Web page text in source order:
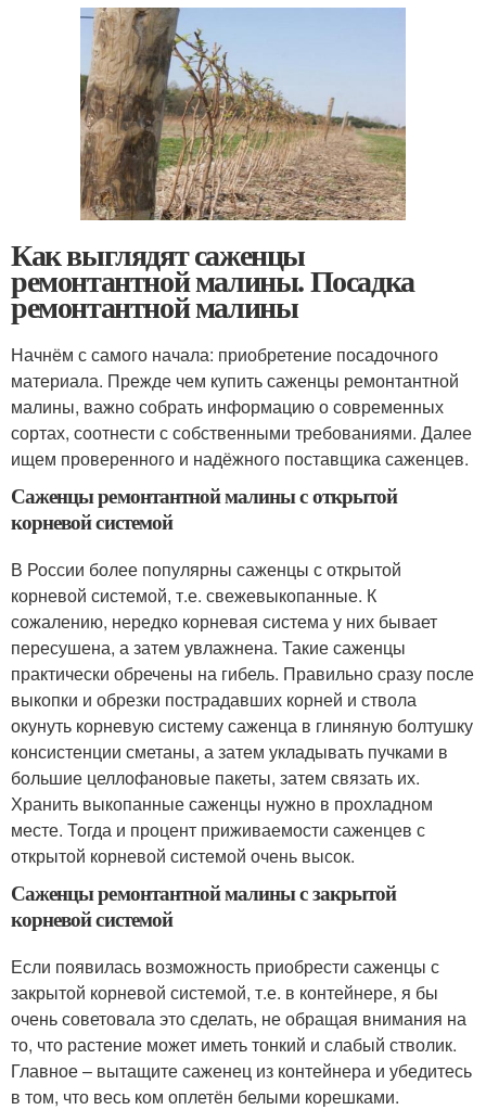
Как выглядят саженцы
ремонтантной малины. Посадка
ремонтантной малины
Начнём с самого начала: приобретение посадочного
материала. Прежде чем купить саженцы ремонтантной
малины, важно собрать информацию о современных
сортах, соотнести с собственными требованиями. Далее
ищем проверенного и надёжного поставщика саженцев.
Саженцы ремонтантной малины с открытой
корневой системой
В России более популярны саженцы с открытой
корневой системой, т.е. свежевыкопанные. К
сожалению, нередко корневая система у них бывает
пересушена, а затем увлажнена. Такие саженцы
практически обречены на гибель. Правильно сразу после
выкопки и обрезки пострадавших корней и ствола
окунуть корневую систему саженца в глиняную болтушку
консистенции сметаны, а затем укладывать пучками в
большие целлофановые пакеты, затем связать их.
Хранить выкопанные саженцы нужно в прохладном
месте. Тогда и процент приживаемости саженцев с
открытой корневой системой очень высок.
Саженцы ремонтантной малины с закрытой
корневой системой
Если появилась возможность приобрести саженцы с
закрытой корневой системой, т.е. в контейнере, я бы
очень советовала это сделать, не обращая внимания на
то, что растение может иметь тонкий и слабый стволик.
Главное – вытащите саженец из контейнера и убедитесь
в том, что весь ком оплетён белыми корешками.